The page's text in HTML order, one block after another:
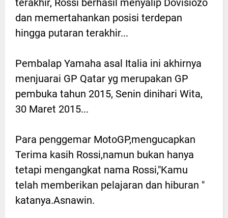
dan memertahankan posisi terdepan
hingga putaran terakhir...
Pembalap Yamaha asal Italia ini akhirnya
menjuarai GP Qatar yg merupakan GP
pembuka tahun 2015, Senin dinihari Wita,
30 Maret 2015...
Para penggemar MotoGP,mengucapkan
Terima kasih Rossi,namun bukan hanya
tetapi mengangkat nama Rossi,"Kamu
telah memberikan pelajaran dan hiburan "
katanya.Asnawin.